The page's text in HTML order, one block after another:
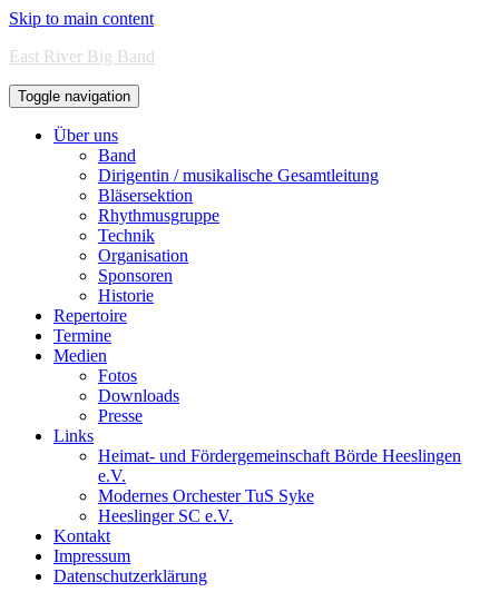
Skip to main content
East River Big Band
Toggle navigation
Über uns
Band
Dirigentin / musikalische Gesamtleitung
Bläsersektion
Rhythmusgruppe
Technik
Organisation
Sponsoren
Historie
Repertoire
Termine
Medien
Fotos
Downloads
Presse
Links
Heimat- und Fördergemeinschaft Börde Heeslingen
e.V.
Modernes Orchester TuS Syke
Heeslinger SC e.V.
Kontakt
Impressum
Datenschutzerklärung